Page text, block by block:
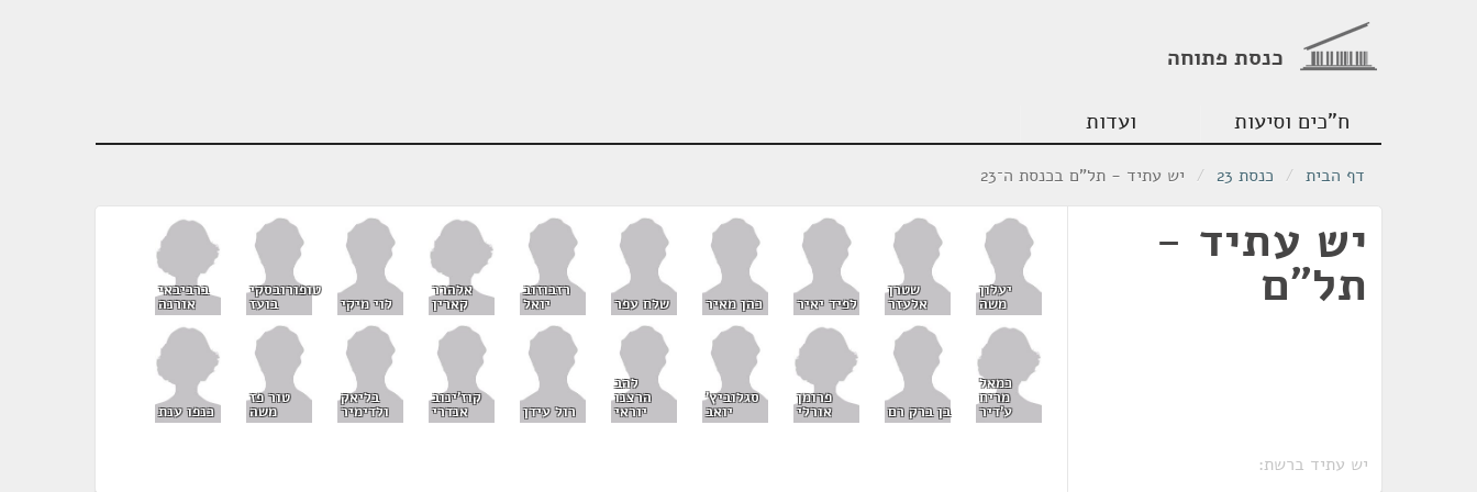
כנסת פתוחה
ח"כים וסיעות ועדות
דף הבית / כנסת 23 / יש עתיד - תל"ם בכנסת ה־23
יש עתיד -
תל"ם
יש עתיד ברשת:
יעלון
משה
שטרן
אלעזר לפיד יאיר כהן מאיר שלח עפר
רזבוזוב
יואל
אלהרר
קארין לוי מיקי
טופורובסקי
בועז
ברביבאי
אורנה
כמאל
מריח
ע'דיר בן ברק רם
פרומן
אורלי
סגלוביץ'
יואב
להב
הרצנו
יוראי רול עידן
קוז'ינוב
אנדרי
בליאק
ולדימיר
טור פז
משה כנפו ענת